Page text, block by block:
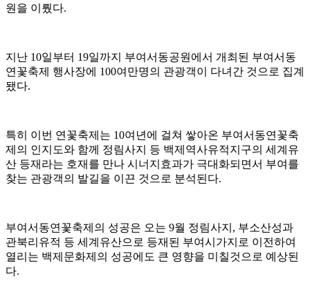
원을 이뤘다.
지난 10일부터 19일까지 부여서동공원에서 개최된 부여서동
연꽃축제 행사장에 100여만명의 관광객이 다녀간 것으로 집계
됐다.
특히 이번 연꽃축제는 10여년에 걸쳐 쌓아온 부여서동연꽃축
제의 인지도와 함께 정림사지 등 백제역사유적지구의 세계유
산 등재라는 호재를 만나 시너지효과가 극대화되면서 부여를
찾는 관광객의 발길을 이끈 것으로 분석된다.
부여서동연꽃축제의 성공은 오는 9월 정림사지, 부소산성과
관북리유적 등 세계유산으로 등재된 부여시가지로 이전하여
열리는 백제문화제의 성공에도 큰 영향을 미칠것으로 예상된
다.